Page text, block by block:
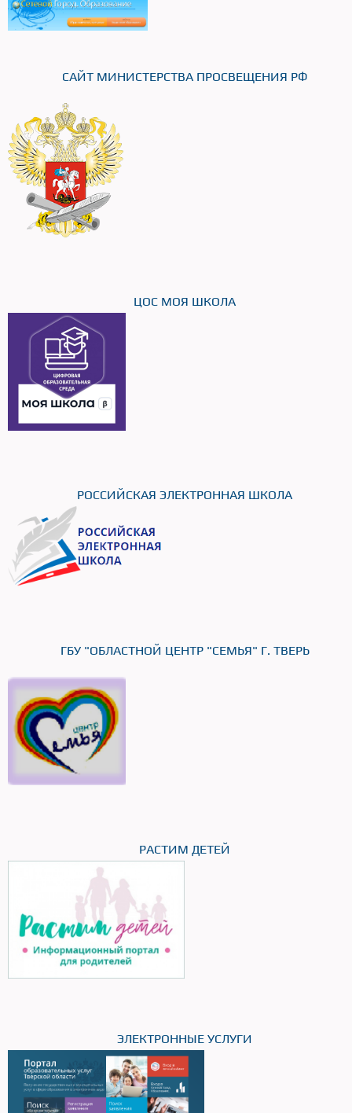
САЙТ МИНИСТЕРСТВА ПРОСВЕЩЕНИЯ РФ
ЦОС МОЯ ШКОЛА
РОССИЙСКАЯ ЭЛЕКТРОННАЯ ШКОЛА
ГБУ "ОБЛАСТНОЙ ЦЕНТР "СЕМЬЯ" Г. ТВЕРЬ
РАСТИМ ДЕТЕЙ
ЭЛЕКТРОННЫЕ УСЛУГИ